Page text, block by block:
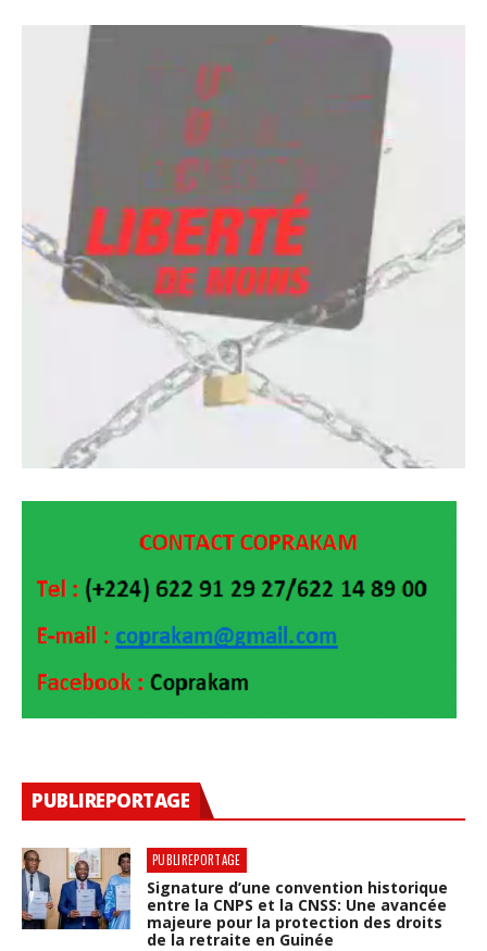
PUBLIREPORTAGE
PUBLIREPORTAGE
Signature d’une convention historique
entre la CNPS et la CNSS: Une avancée
majeure pour la protection des droits
de la retraite en Guinée